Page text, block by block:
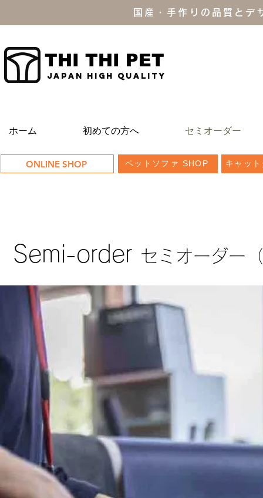
国産・手作りの品質と
THI THI PET
JAPAN high quality
ホーム 初めての方へ セミオーダー
ONLINE SHOP ペットソファ SHOP キャッ
Semi-order セミオーダー